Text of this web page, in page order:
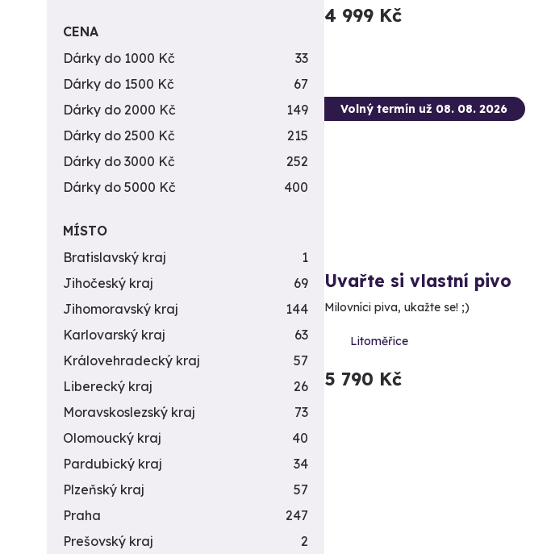
4 999 Kč
Volný termín už 08. 08. 2026
Uvařte si vlastní pivo
Milovníci piva, ukažte se! ;)
Litoměřice
5 790 Kč
CENA
Dárky do 1000 Kč
33
Dárky do 1500 Kč
67
Dárky do 2000 Kč
149
Dárky do 2500 Kč
215
Dárky do 3000 Kč
252
Dárky do 5000 Kč
400
MÍSTO
Bratislavský kraj
1
Jihočeský kraj
69
Jihomoravský kraj
144
Karlovarský kraj
63
Královehradecký kraj
57
Liberecký kraj
26
Moravskoslezský kraj
73
Olomoucký kraj
40
Pardubický kraj
34
Plzeňský kraj
57
Praha
247
Prešovský kraj
2